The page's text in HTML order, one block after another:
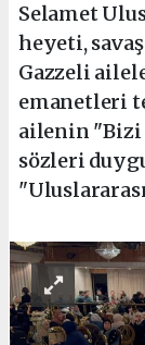
Selamet
heyeti, savaş
Gazzeli
emanetleri
ailenin "Bizi
sözleri